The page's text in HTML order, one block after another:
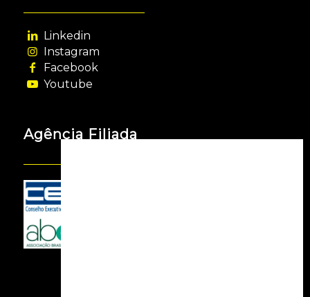
Linkedin
Instagram
Facebook
Youtube
Agência Filiada